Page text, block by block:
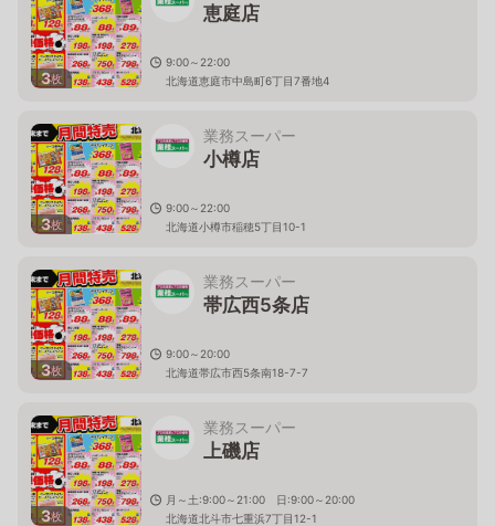
3枚
恵庭店
9:00～22:00
北海道恵庭市中島町6丁目7番地4
3枚
業務スーパー
小樽店
9:00～22:00
北海道小樽市稲穂5丁目10-1
3枚
業務スーパー
帯広西5条店
9:00～20:00
北海道帯広市西5条南18-7-7
3枚
業務スーパー
上磯店
月～土:9:00～21:00 日:9:00～20:00
北海道北斗市七重浜7丁目12-1